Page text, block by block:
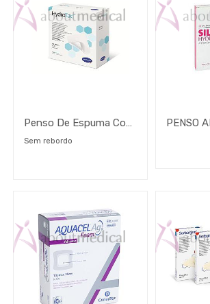
Penso De Espuma Com Hidrogel Hydrotac Profissional
Sem rebordo